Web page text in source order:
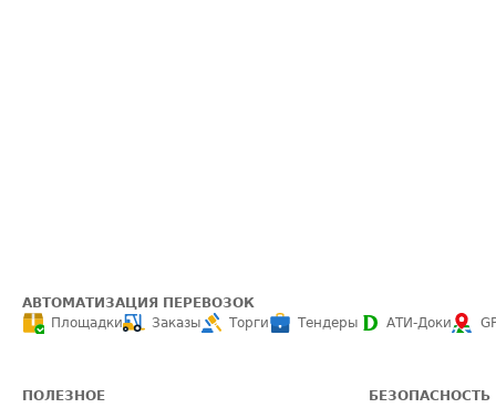
АВТОМАТИЗАЦИЯ ПЕРЕВОЗОК
Площадки
Заказы Торги Тендеры АТИ-Доки
ПОЛЕЗНОЕ БЕЗОПАСНОСТЬ